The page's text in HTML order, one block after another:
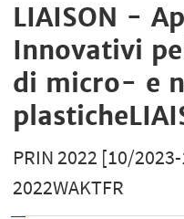
LIAISON -
Innovativi
di micro- e
PRIN 2022 [10/
2022WAKTFR